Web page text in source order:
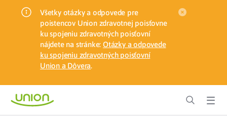
Všetky otázky a odpovede pre
poistencov Union zdravotnej poisťovne
ku spojeniu zdravotných poisťovní
nájdete na stránke: Otázky a odpovede
ku spojeniu zdravotných poisťovní
Union a Dôvera.